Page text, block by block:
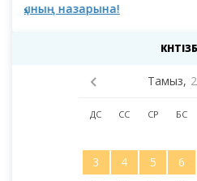
Астана қаласы
депутаттарының назарына!
Тамыз,